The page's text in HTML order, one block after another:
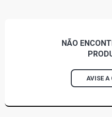
NÃO
AVISE A